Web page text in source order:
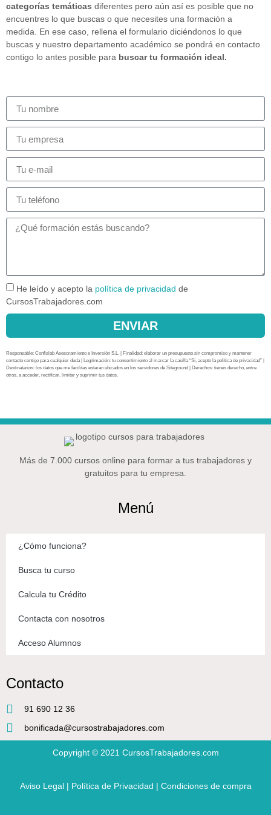
categorías temáticas diferentes pero aún así es posible que no
encuentres lo que buscas o que necesites una formación a
medida. En ese caso, rellena el formulario diciéndonos lo que
buscas y nuestro departamento académico se pondrá en contacto
contigo lo antes posible para buscar tu formación ideal.
He leído y acepto la política de privacidad de
CursosTrabajadores.com
ENVIAR
Responsable: Confislab Asesoramiento e Inversión S.L. | Finalidad: elaborar un presupuesto sin compromiso y mantener
contacto contigo para cualquier duda | Legitimación: tu consentimiento al marcar la casilla “Sí, acepto la política de privacidad” |
Destinatarios: los datos que me facilitas estarán ubicados en los servidores de Siteground | Derechos: tienes derecho, entre
otros, a acceder, rectificar, limitar y suprimir tus datos.
Más de 7.000 cursos online para formar a tus trabajadores y
gratuitos para tu empresa.
Menú
¿Cómo funciona?
Busca tu curso
Calcula tu Crédito
Contacta con nosotros
Acceso Alumnos
Contacto
91 690 12 36
bonificada@cursostrabajadores.com
Copyright © 2021 CursosTrabajadores.com
Aviso Legal| Política de Privacidad | Condiciones de compra